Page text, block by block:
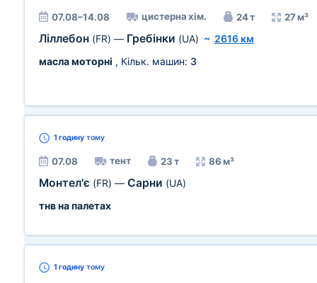
07.08–14.08 цистерна хім. 24 т 27 м³
Ліллебон (FR) — Гребінки (UA) ~ 2616 км
масла моторні , Кільк. машин: 3
1 годину тому
07.08 тент 23 т 86 м³
Монтел'є (FR) — Сарни (UA)
тнв на палетах
1 годину тому